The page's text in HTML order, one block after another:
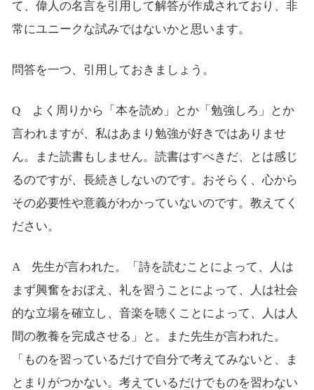
て、偉人の名言を引用して解答が作成されており、非
常にユニークな試みではないかと思います。
問答を一つ、引用しておきましょう。
Q よく周りから「本を読め」とか「勉強しろ」とか
言われますが、私はあまり勉強が好きではありませ
ん。また読書もしません。読書はすべきだ、とは感じ
るのですが、長続きしないのです。おそらく、心から
その必要性や意義がわかっていないのです。教えてく
ださい。
A 先生が言われた。「詩を読むことによって、人は
まず興奮をおぼえ、礼を習うことによって、人は社会
的な立場を確立し、音楽を聴くことによって、人は人
間の教養を完成させる」と。また先生が言われた。
「ものを習っているだけで自分で考えてみないと、ま
とまりがつかない。考えているだけでものを習わない